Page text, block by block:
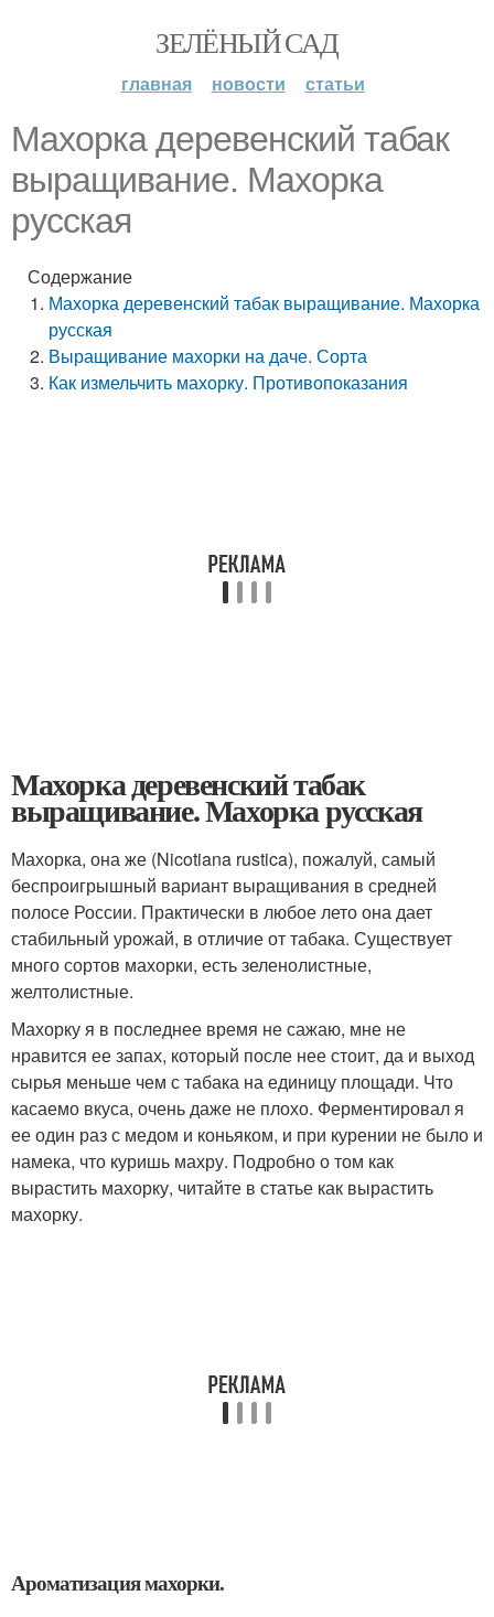
ЗЕЛЁНЫЙ САД
главная новости статьи
Махорка деревенский табак
выращивание. Махорка
русская
Содержание
Махорка деревенский табак выращивание. Махорка
русская
Выращивание махорки на даче. Сорта
Как измельчить махорку. Противопоказания
Махорка деревенский табак
выращивание. Махорка русская
Махорка, она же (Nicotiana rustica), пожалуй, самый
беспроигрышный вариант выращивания в средней
полосе России. Практически в любое лето она дает
стабильный урожай, в отличие от табака. Существует
много сортов махорки, есть зеленолистные,
желтолистные.
Махорку я в последнее время не сажаю, мне не
нравится ее запах, который после нее стоит, да и выход
сырья меньше чем с табака на единицу площади. Что
касаемо вкуса, очень даже не плохо. Ферментировал я
ее один раз с медом и коньяком, и при курении не было и
намека, что куришь махру. Подробно о том как
вырастить махорку, читайте в статье как вырастить
махорку.
Ароматизация махорки.